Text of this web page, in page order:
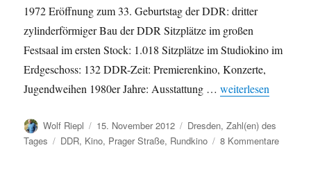
1972 Eröffnung zum 33. Geburtstag der DDR: dritter
zylinderförmiger Bau der DDR Sitzplätze im großen
Festsaal im ersten Stock: 1.018 Sitzplätze im Studiokino im
Erdgeschoss: 132 DDR-Zeit: Premierenkino, Konzerte,
Jugendweihen 1980er Jahre: Ausstattung …„40 Jahre Rundkino
weiterlesen
Autor
Wolf Riepl
Veröffentlicht
am
15. November 2012 Kategorien
Dresden,Zahl(en) des
Tages
Schlagwörter
DDR, Kino, Prager Straße, Rundkino 8 Kommentarezu